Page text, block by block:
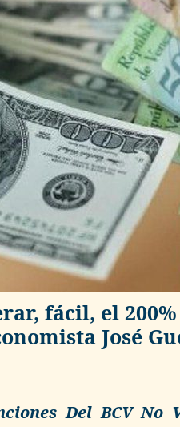
fácil, el
José
Del BCV No